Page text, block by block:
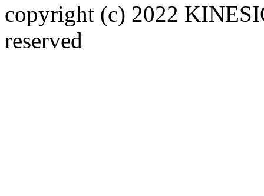
copyright (c) 2022
reserved